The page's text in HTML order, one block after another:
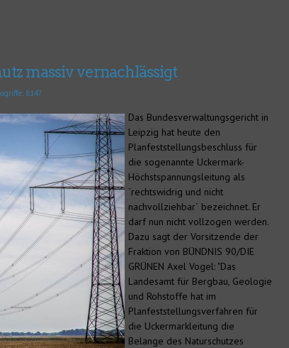
massiv vernachlässigt
8147
Das Bundesverwaltungsgericht in
Leipzig hat heute den
Planfeststellungsbeschluss für
die sogenannte Uckermark-
Höchstspannungsleitung als
`rechtswidrig und nicht
nachvollziehbar´ bezeichnet. Er
darf nun nicht vollzogen werden.
Dazu sagt der Vorsitzende der
Fraktion von BÜNDNIS 90/DIE
GRÜNEN Axel Vogel: "Das
Landesamt für Bergbau, Geologie
und Rohstoffe hat im
Planfeststellungsverfahren für
die Uckermarkleitung die
Belange des Naturschutzes